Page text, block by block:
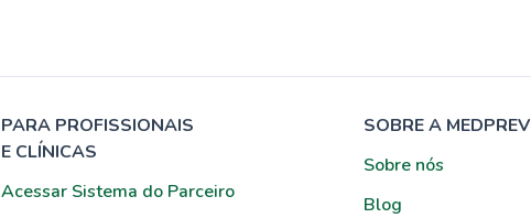
PARA PROFISSIONAIS
E CLÍNICAS
Acessar Sistema do Parceiro
SOBRE A MEDPREV
Sobre nós
Blog